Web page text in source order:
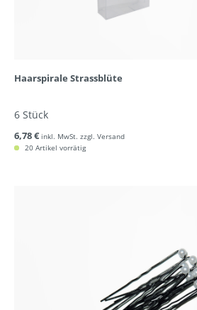
Haarspirale Strassblüte
6 Stück
6,78 € inkl. MwSt. zzgl. Versand
20 Artikel vorrätig